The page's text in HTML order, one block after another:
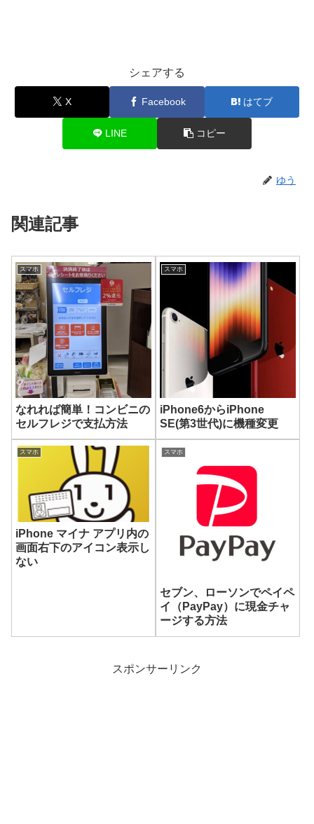
シェアする
X Facebook はてブ
LINE コピー
ゆう
関連記事
スマホ
なれれば簡単！コンビニの
セルフレジで支払方法
スマホ
iPhone6からiPhone
SE(第3世代)に機種変更
スマホ
iPhone マイナ アプリ内の
画面右下のアイコン表示し
ない
スマホ
セブン、ローソンでペイペ
イ（PayPay）に現金チャ
ージする方法
スポンサーリンク